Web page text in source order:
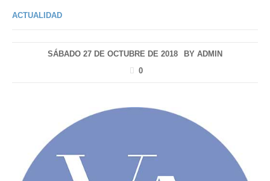
ACTUALIDAD
SÁBADO 27 DE OCTUBRE DE 2018 BY ADMIN
0